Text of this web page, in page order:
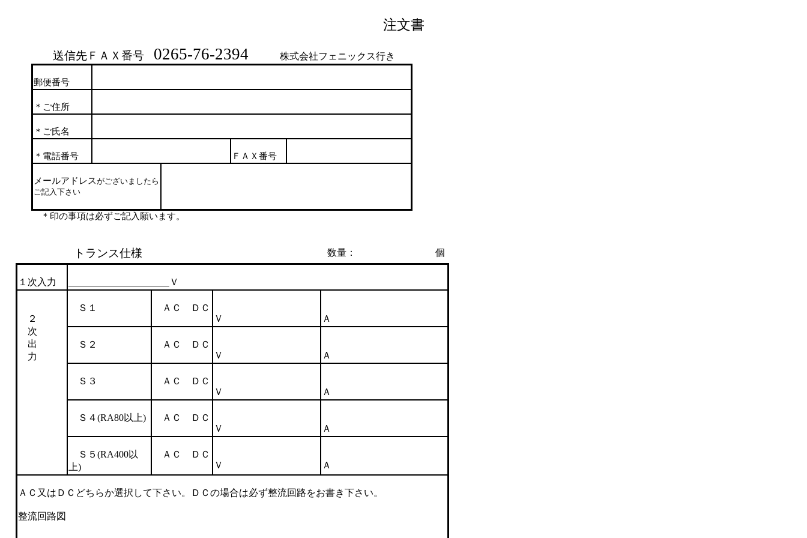
注文書
送信先ＦＡＸ番号 0265-76-2394 株式会社フェニックス行き
郵便番号
＊ご住所
＊ご氏名
＊電話番号 ＦＡＸ番号
メールアドレスがございましたら
ご記入下さい
＊印の事項は必ずご記入願います。
トランス仕様 数量： 個
１次入力 Ｖ
２
次
出
力
Ｓ１
ＡＣ ＤＣ
Ｖ
Ａ
Ｓ２
ＡＣ ＤＣ
Ｖ
Ａ
Ｓ３
ＡＣ ＤＣ
Ｖ
Ａ
Ｓ４(RA80以上)
ＡＣ ＤＣ
Ｖ
Ａ
Ｓ５(RA400以
上)
ＡＣ ＤＣ
Ｖ
Ａ
ＡＣ又はＤＣどちらか選択して下さい。ＤＣの場合は必ず整流回路をお書き下さい。
整流回路図